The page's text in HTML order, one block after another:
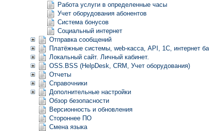
Работа услуги в определенные часы
Учет оборудования абонентов
Система бонусов
Социальный интернет
Отправка сообщений
Платёжные системы, web-касса, API, 1С, интернет
Локальный сайт. Личный кабинет.
OSS.BSS (HelpDesk, CRM, Учет оборудования)
Отчеты
Справочники
Дополнительные настройки
Обзор безопасности
Версионность и обновления
Стороннее ПО
Смена языка